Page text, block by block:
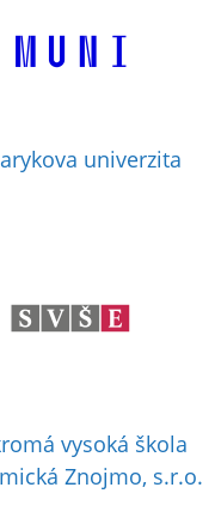
univerzita
vysoká škola
Znojmo, s.r.o.